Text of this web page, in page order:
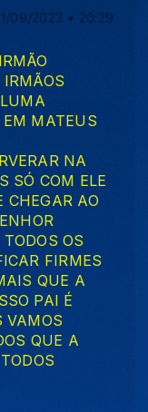
09/2023 • 20:29
MATEUS
NA
SÓ COM ELE
CHEGAR AO
OS
FIRMES
QUE A
PAI É
VAMOS
QUE A